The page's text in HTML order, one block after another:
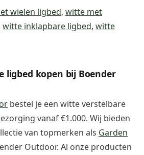
wielen ligbed, witte met
witte inklapbare ligbed, witte
ligbed kopen bij Boender
bestel je een witte verstelbare
vanaf €1.000. Wij bieden
van topmerken als Garden
Outdoor. Al onze producten